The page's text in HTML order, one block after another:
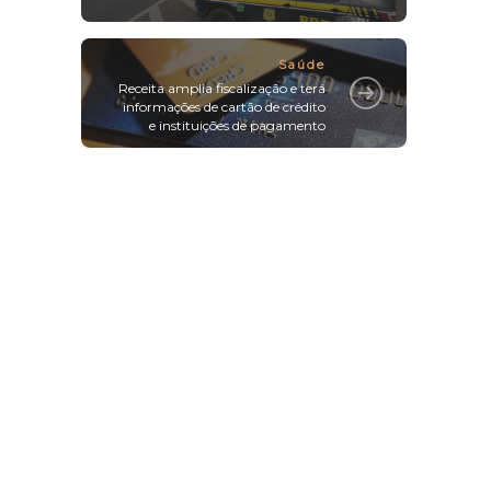
Saúde
Receita amplia fiscalização e terá
informações de cartão de crédito
e instituições de pagamento